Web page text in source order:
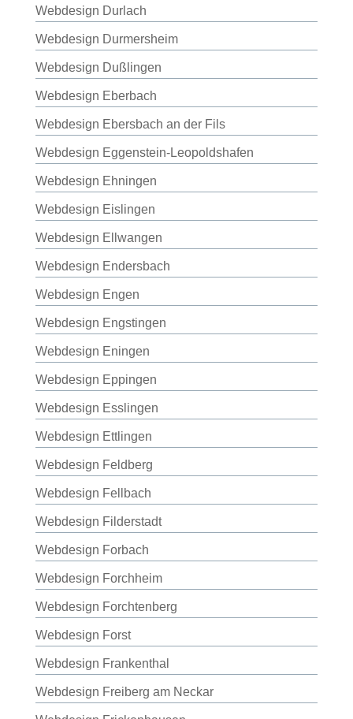
Webdesign Durlach
Webdesign Durmersheim
Webdesign Dußlingen
Webdesign Eberbach
Webdesign Ebersbach an der Fils
Webdesign Eggenstein-Leopoldshafen
Webdesign Ehningen
Webdesign Eislingen
Webdesign Ellwangen
Webdesign Endersbach
Webdesign Engen
Webdesign Engstingen
Webdesign Eningen
Webdesign Eppingen
Webdesign Esslingen
Webdesign Ettlingen
Webdesign Feldberg
Webdesign Fellbach
Webdesign Filderstadt
Webdesign Forbach
Webdesign Forchheim
Webdesign Forchtenberg
Webdesign Forst
Webdesign Frankenthal
Webdesign Freiberg am Neckar